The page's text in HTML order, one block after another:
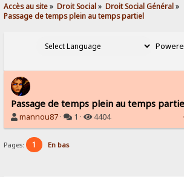
Accès au site» Droit Social» Droit Social Général»
Passage de temps plein au temps partiel
Passage de temps plein au temps
mannou87 · 1 · 4404
Pages: 1 En bas